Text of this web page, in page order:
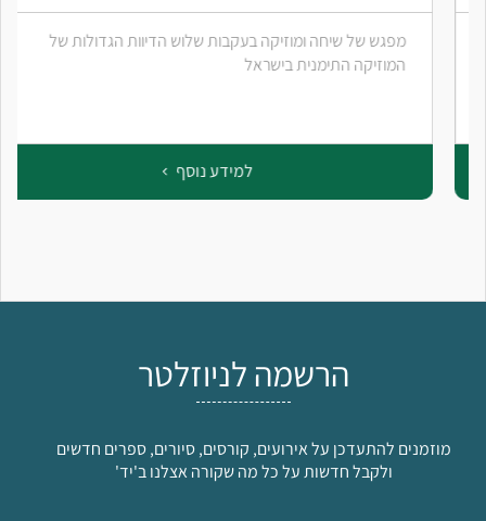
מפגש של שיחה ומוזיקה בעקבות שלוש הדיוות הגדולות של
המוזיקה התימנית בישראל
למידע נוסף
הרשמה לניוזלטר
מוזמנים להתעדכן על אירועים, קורסים, סיורים, ספרים חדשים
ולקבל חדשות על כל מה שקורה אצלנו ב'יד'